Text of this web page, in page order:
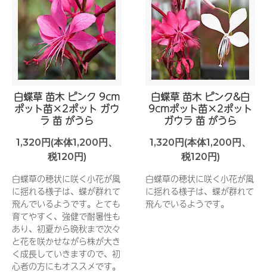
白蝶草 苗木 ピンク 9cm
ポット苗×2ポット ガウ
ラ 苗 がうら
1,320円(本体1,200円、
税120円)
白蝶草の穂状に咲く小花が風
に揺れる様子は、蝶が群れて
飛んでいるようです。とても
育てやすく、強健で耐暑性も
あり、初夏から晩秋まで次々
と花を咲かせながら株が大き
く成長していきますので、初
心者の方にもオススメです。
白蝶草 苗木 ピンク&白
9cmポット苗×2ポット
ガウラ 苗 がうら
1,320円(本体1,200円、
税120円)
白蝶草の穂状に咲く小花が風
に揺れる様子は、蝶が群れて
飛んでいるようです。